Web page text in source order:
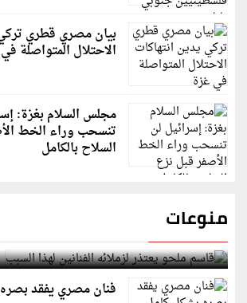
بيان مصري قطري
الاحتلال المتواصلة
مجلس السلام بغزة:
تنسحب وراء الخط
السلاح بالكامل
منوعات
قاسم ملحو يعتذر لزملائه الفنانين لهذا
فنان مصري يفقد